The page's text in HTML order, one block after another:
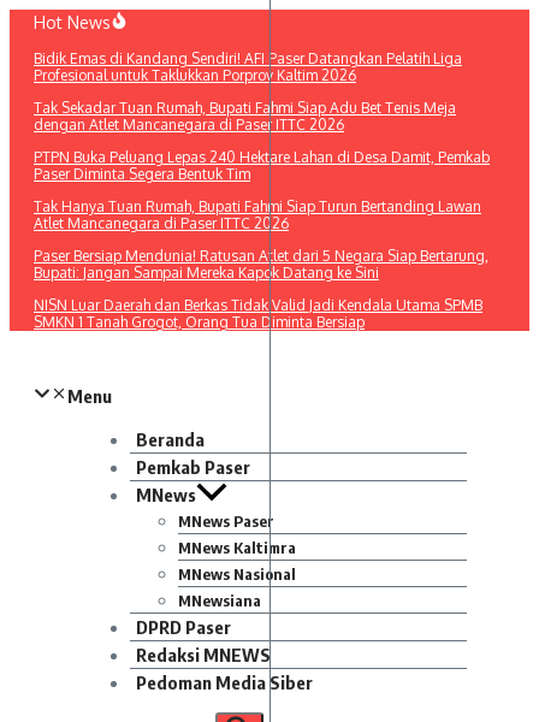
Lewati
konten
Hot News
Bidik Emas di Kandang Sendiri! AFI Paser Datangkan Pelatih Liga
Profesional untuk Taklukkan Porprov Kaltim 2026
Tak Sekadar Tuan Rumah, Bupati Fahmi Siap Adu Bet Tenis Meja
dengan Atlet Mancanegara di Paser ITTC 2026
PTPN Buka Peluang Lepas 240 Hektare Lahan di Desa Damit, Pemkab
Paser Diminta Segera Bentuk Tim
Tak Hanya Tuan Rumah, Bupati Fahmi Siap Turun Bertanding Lawan
Atlet Mancanegara di Paser ITTC 2026
Paser Bersiap Mendunia! Ratusan Atlet dari 5 Negara Siap Bertarung,
Bupati: Jangan Sampai Mereka Kapok Datang ke Sini
NISN Luar Daerah dan Berkas Tidak Valid Jadi Kendala Utama SPMB
SMKN 1 Tanah Grogot, Orang Tua Diminta Bersiap
Menu
Beranda
Pemkab Paser
MNews
MNews Paser
MNews Kaltimra
MNews Nasional
MNewsiana
DPRD Paser
Redaksi MNEWS
Pedoman Media Siber